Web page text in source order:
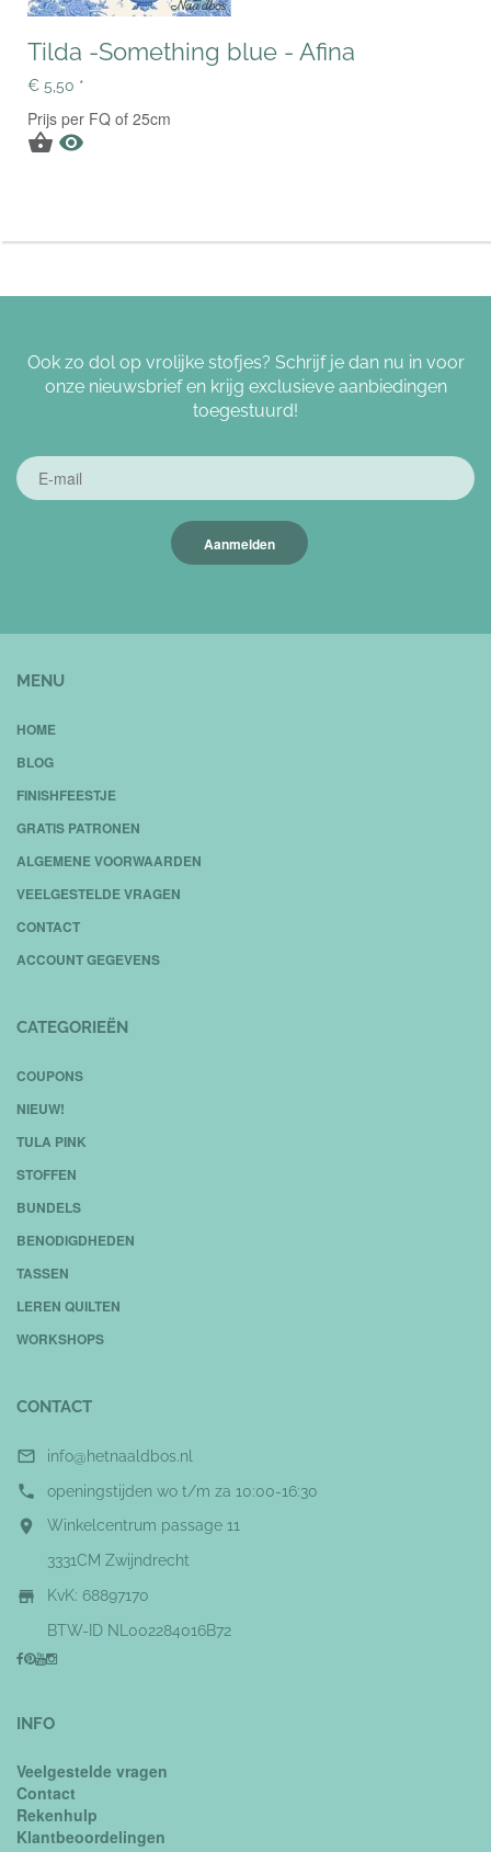
Tilda -Something blue - Afina
€ 5,50 *
Prijs per FQ of 25cm
 
Ook zo dol op vrolijke stofjes? Schrijf je dan nu in voor
onze nieuwsbrief en krijg exclusieve aanbiedingen
toegestuurd!
Aanmelden
MENU
HOME
BLOG
FINISHFEESTJE
GRATIS PATRONEN
ALGEMENE VOORWAARDEN
VEELGESTELDE VRAGEN
CONTACT
ACCOUNT GEGEVENS
CATEGORIEËN
COUPONS
NIEUW!
TULA PINK
STOFFEN
BUNDELS
BENODIGDHEDEN
TASSEN
LEREN QUILTEN
WORKSHOPS
CONTACT
 info@hetnaaldbos.nl
 openingstijden wo t/m za 10:00-16:30

Winkelcentrum passage 11
3331CM Zwijndrecht

KvK: 68897170
BTW-ID NL002284016B72
INFO
Veelgestelde vragen
Contact
Rekenhulp
Klantbeoordelingen